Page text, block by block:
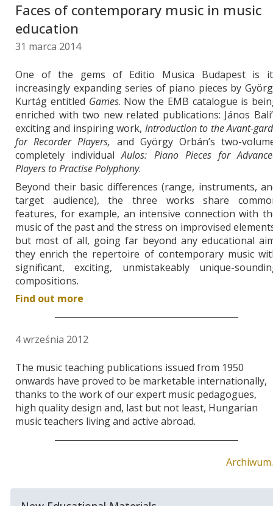
Faces of contemporary music in music
education
31 marca 2014
One of the gems of Editio Musica Budapest is
increasingly expanding series of piano pieces by
Kurtág entitled Games. Now the EMB catalogue is
enriched with two new related publications: János
exciting and inspiring work, Introduction to the Avant-
for Recorder Players, and György Orbán’s two-
completely individualAulos: Piano Pieces for
Players to Practise Polyphony.
Beyond their basic differences (range, instruments,
target audience), the three works share
features, for example, an intensive connection with
music of the past and the stress on improvised
but most of all, going far beyond any educational
they enrich the repertoire of contemporary music
significant, exciting, unmistakeably unique-
compositions.
Find out more
4 września 2012
The music teaching publications issued from 1950
onwards have proved to be marketable internationally,
thanks to the work of our expert music pedagogues,
high quality design and, last but not least, Hungarian
music teachers living and active abroad.